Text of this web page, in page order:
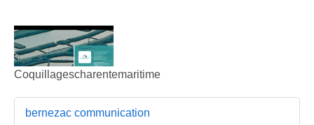
Coquillagescharentemaritime
bernezac communication